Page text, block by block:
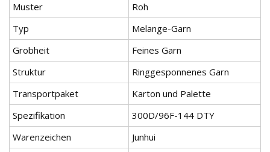
Muster
Roh
Typ
Melange-Garn
Grobheit
Feines Garn
Struktur
Ringgesponnenes Garn
Transportpaket
Karton und Palette
Spezifikation
300D/96F-144 DTY
Warenzeichen
Junhui